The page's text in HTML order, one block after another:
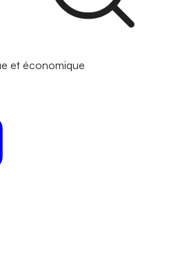
et économique